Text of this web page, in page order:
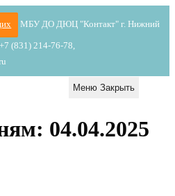
МБУ ДО ДЮЦ "Контакт" г. Нижний
(831) 214-76-78,
Меню Закрыть
04.04.2025